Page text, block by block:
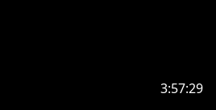
3:57:29